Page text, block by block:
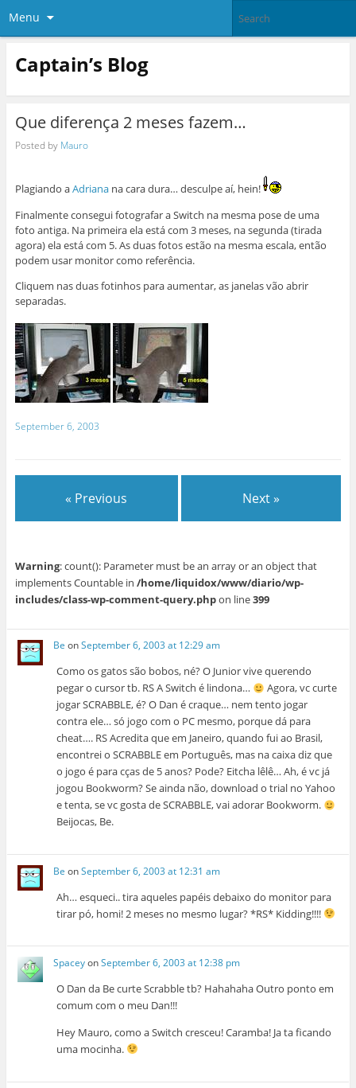
Menu
Captain’s Blog
Que diferença 2 meses fazem…
Posted by Mauro
Plagiando aAdrianana cara dura… desculpe aí, hein!
Finalmente consegui fotografar a Switch na mesma pose de uma
foto antiga. Na primeira ela está com 3 meses, na segunda (tirada
agora) ela está com 5. As duas fotos estão na mesma escala, então
podem usar monitor como referência.
Cliquem nas duas fotinhos para aumentar, as janelas vão abrir
separadas.
September 6, 2003
« Previous Next »
Warning: count(): Parameter must be an array or an object that
implements Countable in /home/liquidox/www/diario/wp-
includes/class-wp-comment-query.phpon line399
Be onSeptember 6, 2003 at 12:29 am
Como os gatos são bobos, né? O Junior vive querendo
pegar o cursor tb. RS A Switch é lindona…
Agora, vc curte
jogar SCRABBLE, é? O Dan é craque… nem tento jogar
contra ele… só jogo com o PC mesmo, porque dá para
cheat…. RS Acredita que em Janeiro, quando fui ao Brasil,
encontrei o SCRABBLE em Português, mas na caixa diz que
o jogo é para cças de 5 anos? Pode? Eitcha lêlê… Ah, é vc já
jogou Bookworm? Se ainda não, download o trial no Yahoo
e tenta, se vc gosta de SCRABBLE, vai adorar Bookworm.
Beijocas, Be.
Be onSeptember 6, 2003 at 12:31 am
Ah… esqueci.. tira aqueles papéis debaixo do monitor para
tirar pó, homi! 2 meses no mesmo lugar? *RS* Kidding!!!!
SpaceyonSeptember 6, 2003 at 12:38 pm
O Dan da Be curte Scrabble tb? Hahahaha Outro ponto em
comum com o meu Dan!!!
Hey Mauro, como a Switch cresceu! Caramba! Ja ta ficando
uma mocinha.